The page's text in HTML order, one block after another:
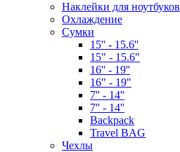
Наклейки для ноутбуков
Охлаждение
Сумки
15'' - 15.6''
15" - 15.6"
16'' - 19''
16" - 19"
7'' - 14''
7'' - 14''
Backpack
Travel BAG
Чехлы